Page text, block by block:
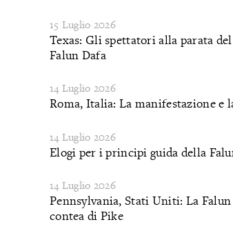
15 Luglio 2026
Texas: Gli spettatori alla parata
Falun Dafa
14 Luglio 2026
Roma, Italia: La manifestazione e
14 Luglio 2026
Elogi per i principi guida della
14 Luglio 2026
Pennsylvania, Stati Uniti: La
contea di Pike